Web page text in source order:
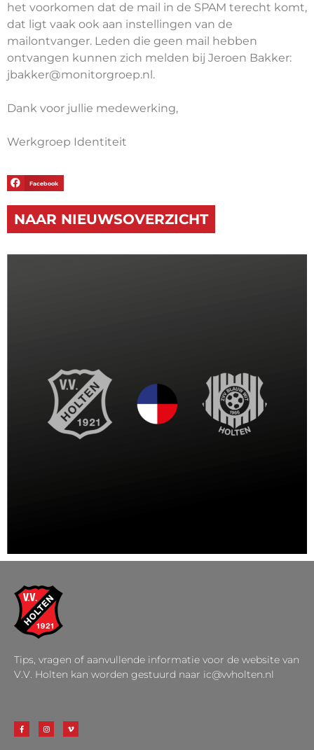
het voorkomen dat de mail in de SPAM terecht komt,
dat ligt vaak ook aan instellingen van de
mailontvanger. Leden die geen mail hebben
ontvangen kunnen zich melden bij Jeroen Bakker:
jbakker@monitorgroep.nl.
Dank voor jullie medewerking,
Werkgroep Identiteit
Facebook
NAAR NIEUWSOVERZICHT
Tips, vragen of aanvullende informatie voor de website van
V.V. Holten kan worden gestuurd naar ic@vvholten.nl